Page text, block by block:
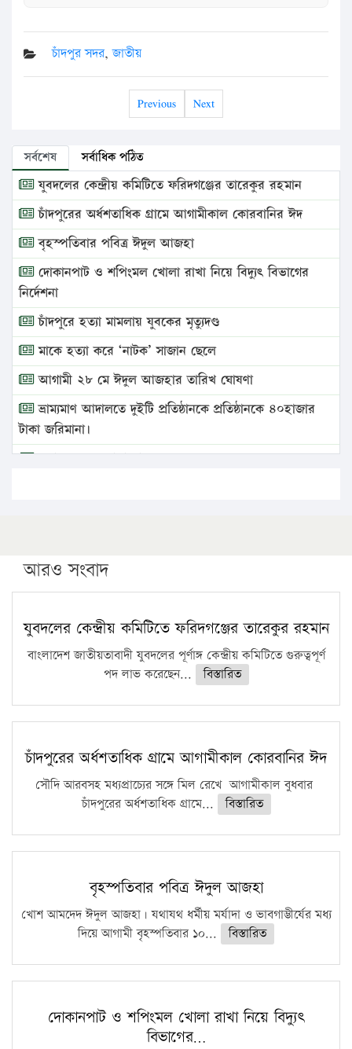
চাঁদপুর সদর,জাতীয়
Previous Next
সর্বশেষ সর্বাধিক পঠিত
যুবদলের কেন্দ্রীয় কমিটিতে ফরিদগঞ্জের তারেকুর রহমান
চাঁদপুরের অর্ধশতাধিক গ্রামে আগামীকাল কোরবানির ঈদ
বৃহস্পতিবার পবিত্র ঈদুল আজহা
দোকানপাট ও শপিংমল খোলা রাখা নিয়ে বিদ্যুৎ বিভাগের
নির্দেশনা
চাঁদপুরে হত্যা মামলায় যুবকের মৃত্যুদণ্ড
মাকে হত্যা করে ‘নাটক’ সাজান ছেলে
আগামী ২৮ মে ঈদুল আজহার তারিখ ঘোষণা
ভ্রাম্যমাণ আদালতে দুইটি প্রতিষ্ঠানকে প্রতিষ্ঠানকে ৪০হাজার
টাকা জরিমানা।
এবার লঞ্চের ভাড়া বাড়ল
পিএইচডি করছেন কুয়েটের কৃতি…
সারা দেশে বজ্রাঘাতে ১৪ জনের প্রাণহানি
কঠোর হচ্ছে এসএসসি ও এইচএসসি পরীক্ষা
ফরিদগঞ্জে আগুনে পুড়লো ৬ ব্যবসা প্রতিষ্ঠান
আরও সংবাদ
যুবদলের কেন্দ্রীয় কমিটিতে ফরিদগঞ্জের তারেকুর রহমান
বাংলাদেশ জাতীয়তাবাদী যুবদলের পূর্ণাঙ্গ কেন্দ্রীয় কমিটিতে গুরুত্বপূর্ণ
পদ লাভ করেছেন...
বিস্তারিত
চাঁদপুরের অর্ধশতাধিক গ্রামে আগামীকাল কোরবানির ঈদ
সৌদি আরবসহ মধ্যপ্রাচ্যের সঙ্গে মিল রেখে আগামীকাল বুধবার
চাঁদপুরের অর্ধশতাধিক গ্রামে...
বিস্তারিত
বৃহস্পতিবার পবিত্র ঈদুল আজহা
খোশ আমদেদ ঈদুল আজহা। যথাযথ ধর্মীয় মর্যাদা ও ভাবগাম্ভীর্যের মধ্য
দিয়ে আগামী বৃহস্পতিবার ১০...
বিস্তারিত
দোকানপাট ও শপিংমল খোলা রাখা নিয়ে বিদ্যুৎ
বিভাগের…